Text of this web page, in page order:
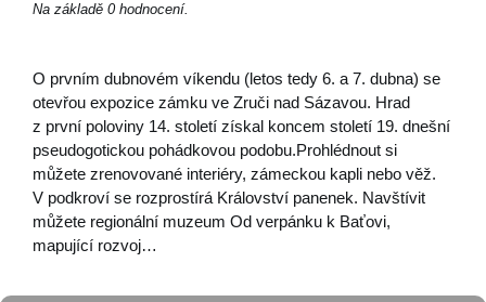
Na základě 0 hodnocení.
O prvním dubnovém víkendu (letos tedy 6. a 7. dubna) se
otevřou expozice zámku ve Zruči nad Sázavou. Hrad
z první poloviny 14. století získal koncem století 19. dnešní
pseudogotickou pohádkovou podobu.Prohlédnout si
můžete zrenovované interiéry, zámeckou kapli nebo věž.
V podkroví se rozprostírá Království panenek. Navštívit
můžete regionální muzeum Od verpánku k Baťovi,
mapující rozvoj…